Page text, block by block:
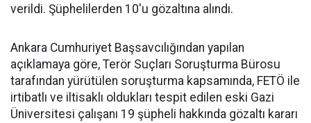
verildi. Şüphelilerden 10'u gözaltına alındı.
Ankara Cumhuriyet Başsavcılığından yapılan
açıklamaya göre, Terör Suçları Soruşturma Bürosu
tarafından yürütülen soruşturma kapsamında, FETÖ ile
irtibatlı ve iltisaklı oldukları tespit edilen eski Gazi
Üniversitesi çalışanı 19 şüpheli hakkında gözaltı kararı